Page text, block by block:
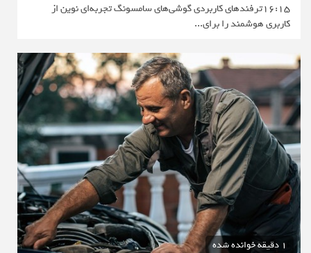
16:15ترفندهای کاربردی گوشی‌های سامسونگ تجربه‌ای نوین از
کاربری هوشمند را برای...
1 دقیقه خوانده شده